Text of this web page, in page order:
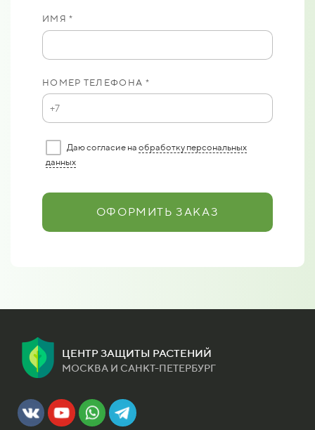
ИМЯ *
НОМЕР ТЕЛЕФОНА *
Даю согласие на обработку персональных
данных
ОФОРМИТЬ ЗАКАЗ
ЦЕНТР ЗАЩИТЫ РАСТЕНИЙ
МОСКВА И САНКТ-ПЕТЕРБУРГ